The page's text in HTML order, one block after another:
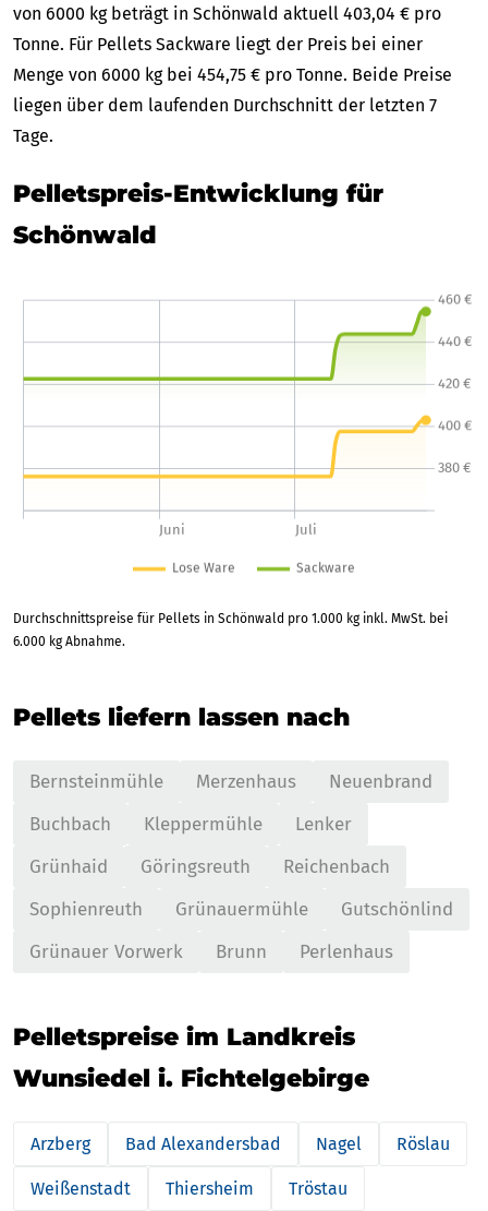
von 6000 kg beträgt in Schönwald aktuell 403,04 € pro
Tonne. Für Pellets Sackware liegt der Preis bei einer
Menge von 6000 kg bei 454,75 € pro Tonne. Beide Preise
liegen über dem laufenden Durchschnitt der letzten 7
Tage.
Pelletspreis-Entwicklung für
Schönwald
Durchschnittspreise für Pellets in Schönwald pro 1.000 kg inkl. MwSt. bei
6.000 kg Abnahme.
Pellets liefern lassen nach
Bernsteinmühle Merzenhaus
Neuenbrand
Buchbach
Kleppermühle
Lenker
Grünhaid
Göringsreuth
Reichenbach
Sophienreuth
Grünauermühle
Gutschönlind
Grünauer Vorwerk
Brunn Perlenhaus
Pelletspreise im Landkreis
Wunsiedel i. Fichtelgebirge
Arzberg Bad Alexandersbad Nagel Röslau
Weißenstadt Thiersheim Tröstau